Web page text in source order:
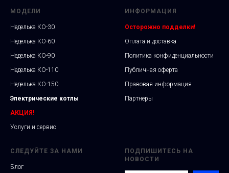
МОДЕЛИ
Неделька КО-30
Неделька КО-60
Неделька КО-90
Неделька КО-110
Неделька КО-150
Электрические котлы
АКЦИЯ!
Услуги и сервис
ИНФОРМАЦИЯ
Осторожно подделки!
Оплата и доставка
Политика конфиденциальности
Публичная оферта
Правовая информация
Партнеры
СЛЕДУЙТЕ ЗА НАМИ
Блог
ПОДПИШИТЕСЬ НА
НОВОСТИ